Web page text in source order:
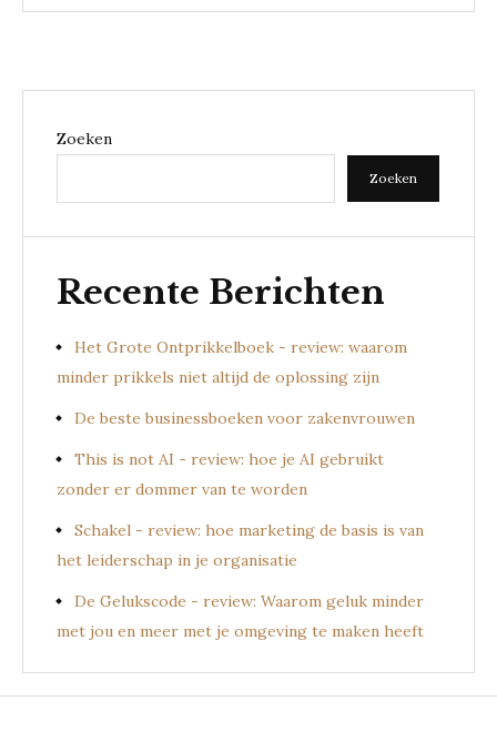
Zoeken
Zoeken
Recente Berichten
Het Grote Ontprikkelboek - review: waarom
minder prikkels niet altijd de oplossing zijn
De beste businessboeken voor zakenvrouwen
This is not AI - review: hoe je AI gebruikt
zonder er dommer van te worden
Schakel - review: hoe marketing de basis is van
het leiderschap in je organisatie
De Gelukscode - review: Waarom geluk minder
met jou en meer met je omgeving te maken heeft